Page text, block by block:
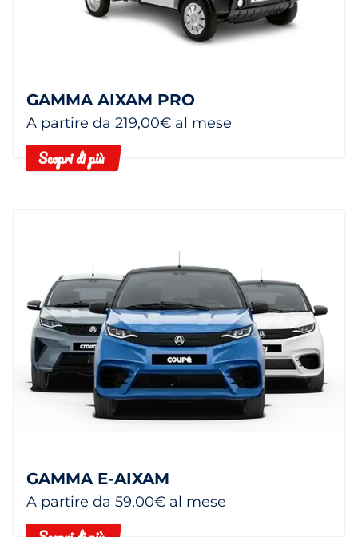
GAMMA AIXAM PRO
A partire da 219,00€ al mese
Scopri di più
GAMMA E-AIXAM
A partire da 59,00€ al mese